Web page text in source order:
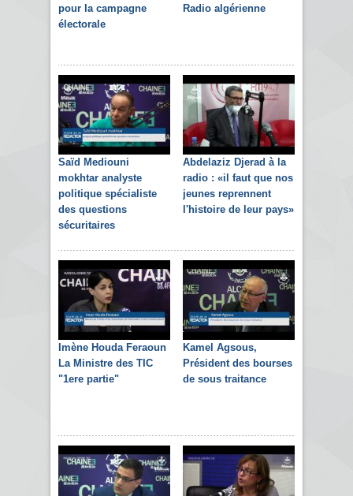
pour la campagne
électorale
Radio algérienne
Saïd Mediouni
mokhtar analyste
politique spécialiste
des questions
sécuritaires
Abdelaziz Djerad à la
radio : «il faut que nos
jeunes reprennent
l'histoire de leur pays»
Imène Houda Feraoun
La Ministre des TIC
"1ere partie"
Kamel Agsous,
Président des bourses
de sous traitance